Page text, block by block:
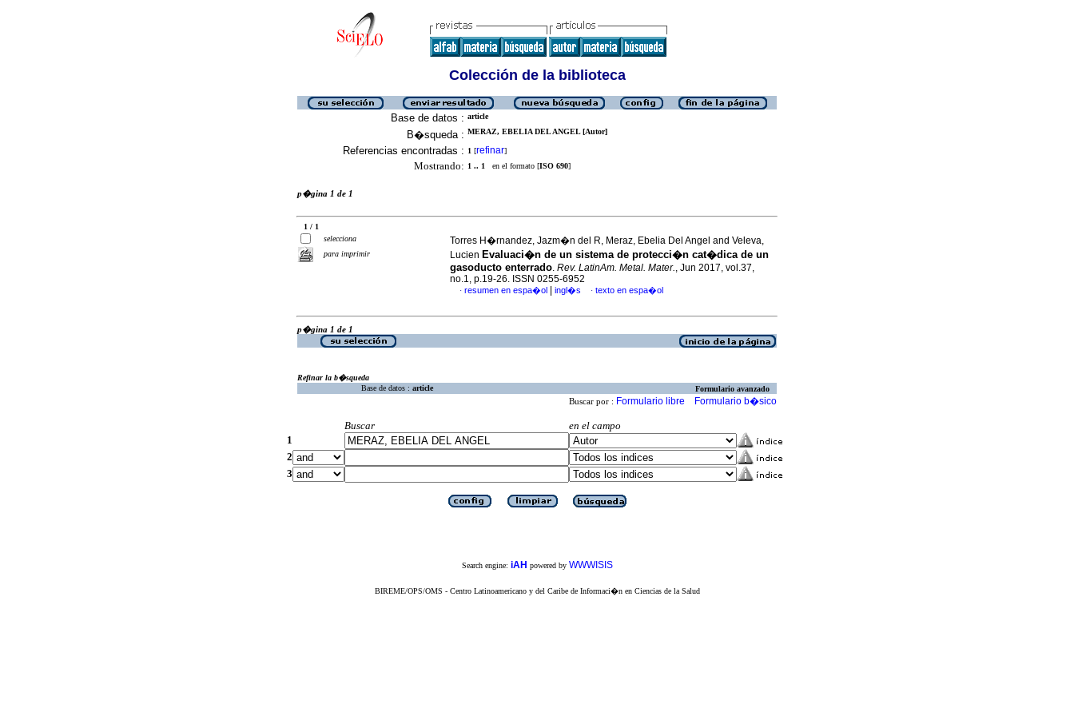
Colección de la biblioteca
Base de datos : article
B�squeda : MERAZ, EBELIA DEL ANGEL [Autor]
Referencias encontradas : 1 [refinar]
Mostrando: 1 .. 1 en el formato [ISO 690]
p�gina 1 de 1
1 / 1
selecciona
para imprimir
Torres H�rnandez, Jazm�n del R, Meraz, Ebelia Del Angel and Veleva,
Lucien Evaluaci�n de un sistema de protecci�n cat�dica de un
gasoducto enterrado. Rev. LatinAm. Metal. Mater., Jun 2017, vol.37,
no.1, p.19-26. ISSN 0255-6952
· resumen en espa�ol ingl�s · texto en espa�ol
p�gina 1 de 1
Refinar la b�squeda
Base de datos : article Formulario avanzado
Buscar por : Formulario libre Formulario b�sico
Buscar
en el campo
1
2
3
Search engine: iAH powered by WWWISIS
BIREME/OPS/OMS - Centro Latinoamericano y del Caribe de Informaci�n en Ciencias de la Salud